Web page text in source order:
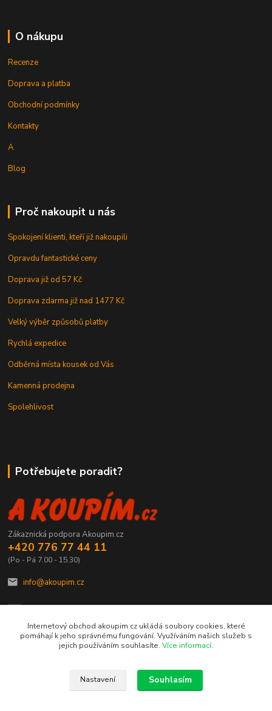
O nákupu
Recenze
Doprava a platba
Obchodní podmínky
Kontakty
A
Blog
Proč nakoupit u nás
Spokojení klienti, kteří již nakoupili
Opravdu fantastické ceny
Doprava již od 57 Kč
Doprava zdarma již nad 1477 Kč
Velký výběr způsobů platby
Rychlá expedice
Odběrná místa kousek od Vás
Kamenná prodejna
Spolehlivost
Potřebujete poradit?
Zákaznická podpora Akoupim.cz
+420 776 77 44 11
(Po - Pá 7.00 - 15.30)
info@akoupim.cz
Eshop-rychle.cz
Internetový obchod akoupim.cz ukládá soubory cookies, které
pomáhají k jeho správnému fungování. Využíváním našich služeb s
jejich používáním souhlasíte. Více informací.
Nastavení Souhlasím